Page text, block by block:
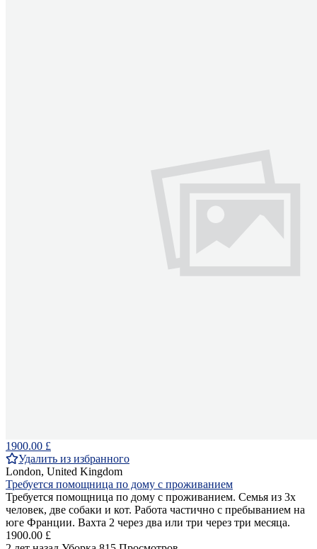
1900.00 £
Удалить из избранного
London, United Kingdom
Требуется помощница по дому с проживанием
Требуется помощница по дому с проживанием. Семья из 3х
человек, две собаки и кот. Работа частично с пребыванием на
юге Франции. Вахта 2 через два или три через три месяца.
1900.00 £